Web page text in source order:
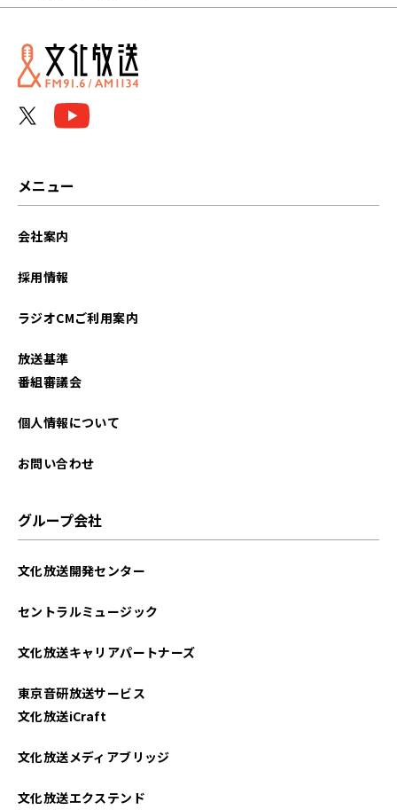
2024年02月
2024年01月
2023年04月
2023年01月
2022年08月
2022年07月
メニュー
会社案内
採用情報
ラジオCMご利用案内
放送基準
番組審議会
個人情報について
お問い合わせ
グループ会社
文化放送開発センター
セントラルミュージック
文化放送キャリアパートナーズ
東京音研放送サービス
文化放送iCraft
文化放送メディアブリッジ
文化放送エクステンド